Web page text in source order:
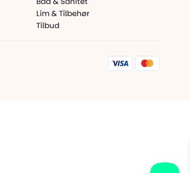
Lim & Tilbehør
Tilbud